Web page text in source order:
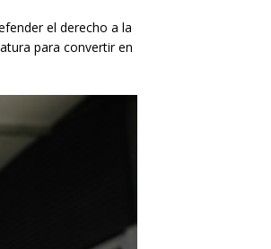
el derecho a la
para convertir en